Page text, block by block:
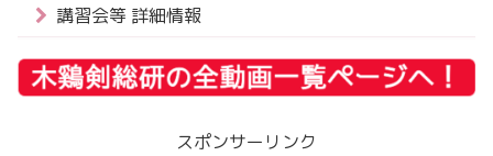
講習会等 詳細情報
スポンサーリンク